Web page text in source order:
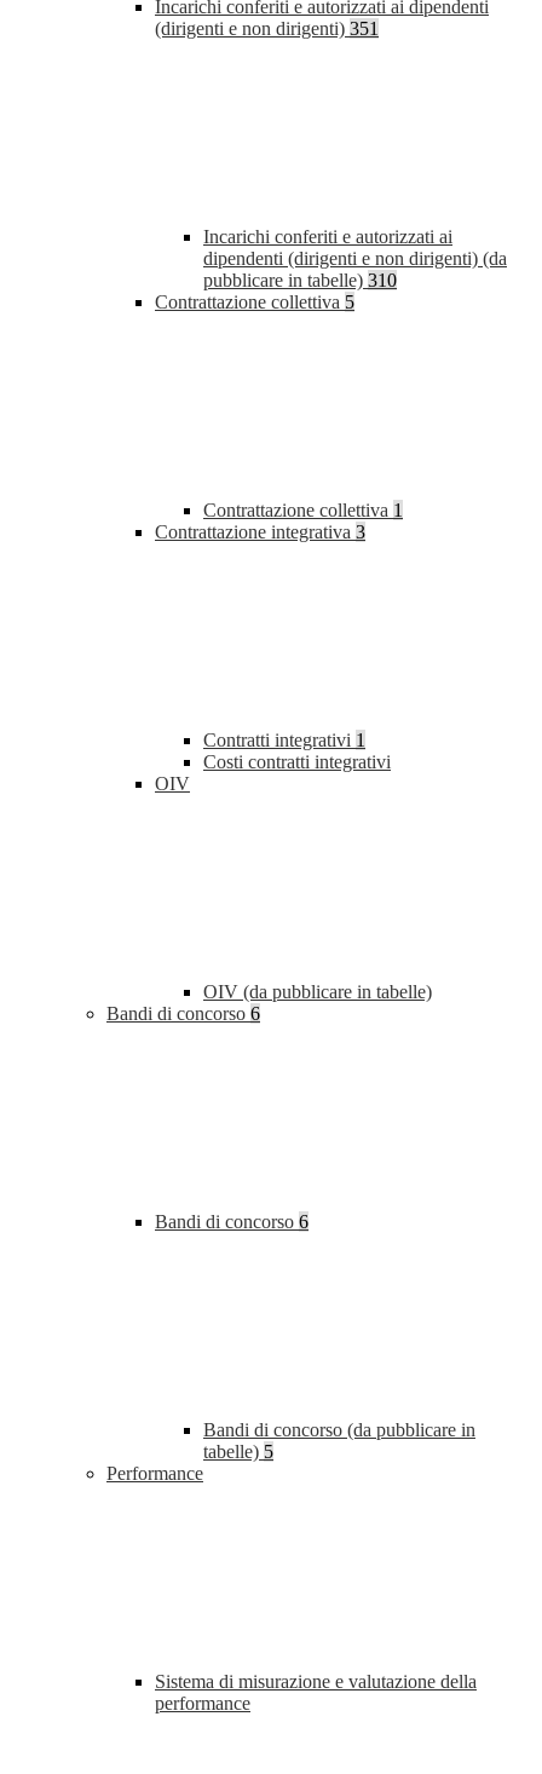
Incarichi conferiti e autorizzati ai dipendenti
(dirigenti e non dirigenti) 351
Incarichi conferiti e autorizzati ai
dipendenti (dirigenti e non dirigenti) (da
pubblicare in tabelle) 310
Contrattazione collettiva 5
Contrattazione collettiva 1
Contrattazione integrativa 3
Contratti integrativi 1
Costi contratti integrativi
OIV
OIV (da pubblicare in tabelle)
Bandi di concorso 6
Bandi di concorso 6
Bandi di concorso (da pubblicare in
tabelle) 5
Performance
Sistema di misurazione e valutazione della
performance